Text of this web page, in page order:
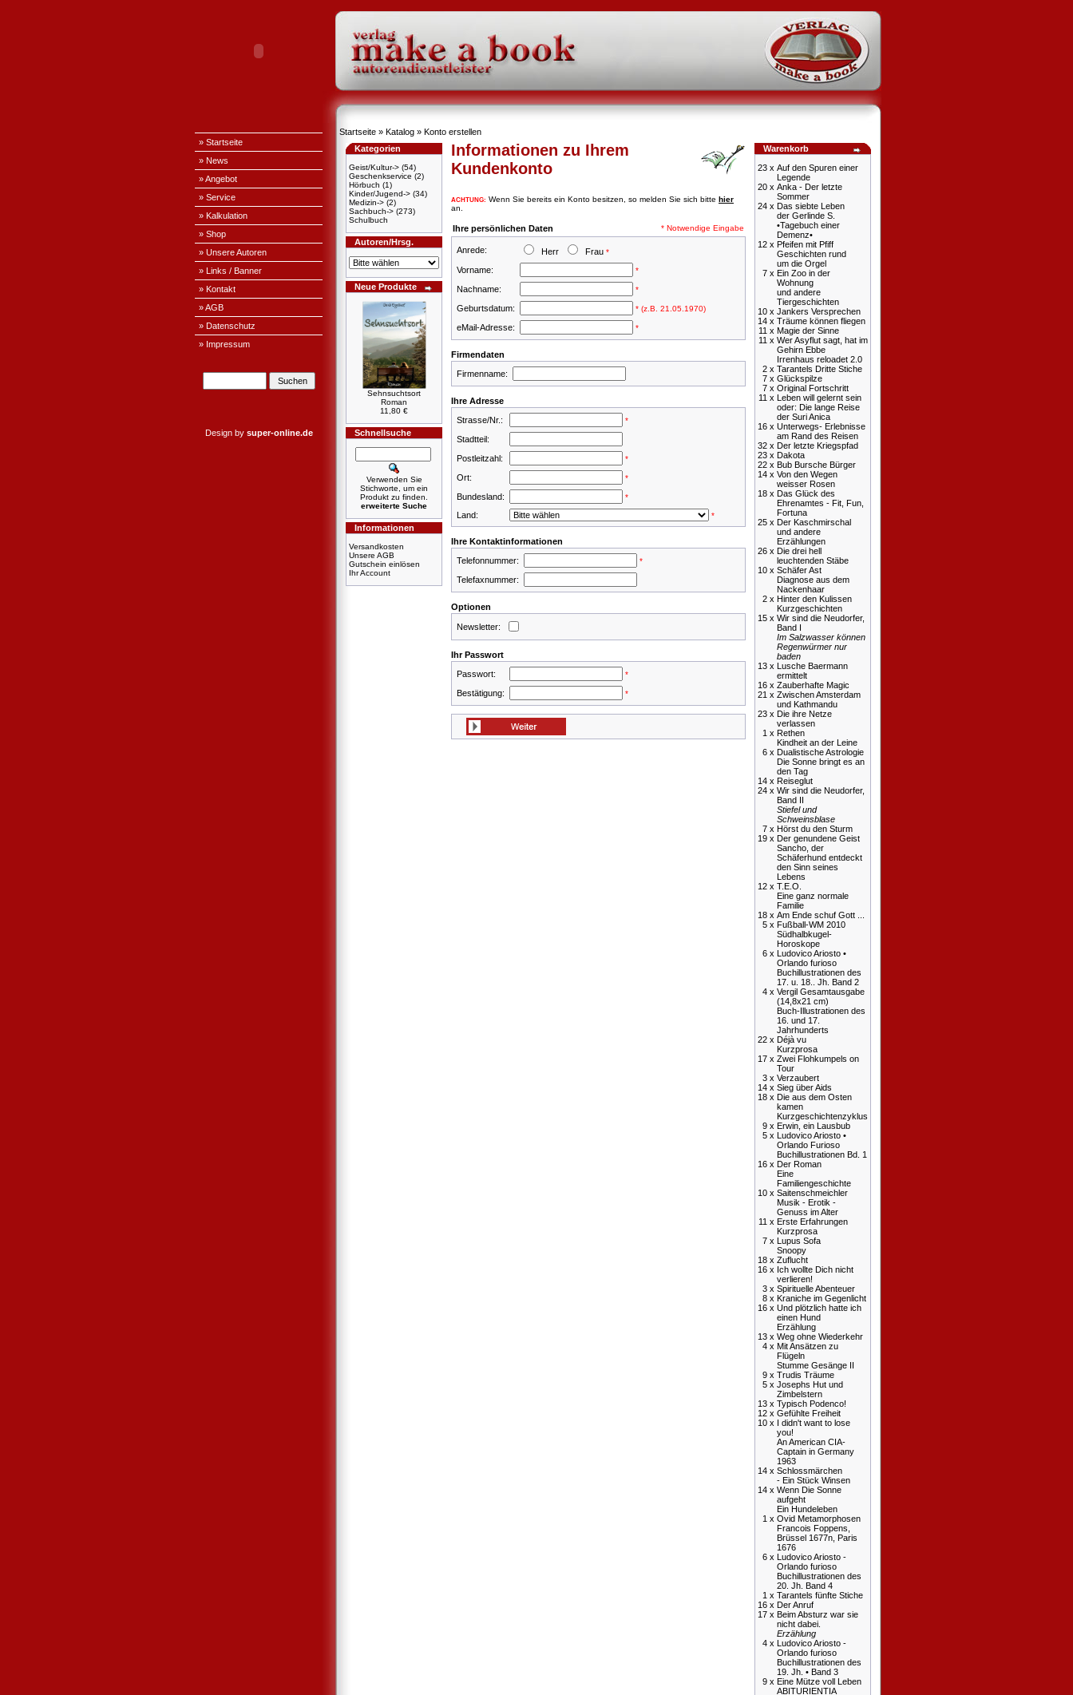
» Startseite
» News
» Angebot
» Service
» Kalkulation
» Shop
» Unsere Autoren
» Links / Banner
» Kontakt
» AGB
» Datenschutz
» Impressum
Design by super-online.de
Startseite » Katalog » Konto erstellen
Kategorien
Geist/Kultur-> (54)
Geschenkservice (2)
Hörbuch (1)
Kinder/Jugend-> (34)
Medizin-> (2)
Sachbuch-> (273)
Schulbuch
Autoren/Hrsg.
Neue Produkte
Sehnsuchtsort
Roman
11,80 €
Schnellsuche
Verwenden Sie
Stichworte, um ein
Produkt zu finden.
erweiterte Suche
Informationen
Versandkosten
Unsere AGB
Gutschein einlösen
Ihr Account
Informationen zu Ihrem
Kundenkonto
ACHTUNG: Wenn Sie bereits ein Konto besitzen, so melden Sie sich bitte hier
an.
Ihre persönlichen Daten * Notwendige Eingabe
Anrede: Herr Frau *
Vorname: *
Nachname: *
Geburtsdatum: * (z.B. 21.05.1970)
eMail-Adresse: *
Firmendaten
Firmenname:
Ihre Adresse
Strasse/Nr.:
*
Stadtteil:
Postleitzahl:
*
Ort: *
Bundesland: *
Land: *
Ihre Kontaktinformationen
Telefonnummer:
*
Telefaxnummer:
Optionen
Newsletter:
Ihr Passwort
Passwort:
*
Bestätigung: *
Warenkorb
23 x Auf den Spuren einer
Legende
20 x Anka - Der letzte
Sommer
24 x Das siebte Leben
der Gerlinde S.
•Tagebuch einer
Demenz•
12 x Pfeifen mit Pfiff
Geschichten rund
um die Orgel
7 x Ein Zoo in der
Wohnung
und andere
Tiergeschichten
10 x Jankers Versprechen
14 x Träume können fliegen
11 x Magie der Sinne
11 x Wer Asyflut sagt, hat im
Gehirn Ebbe
Irrenhaus reloadet 2.0
2 x Tarantels Dritte Stiche
7 x Glückspilze
7 x Original Fortschritt
11 x Leben will gelernt sein
oder: Die lange Reise
der Suri Anica
16 x Unterwegs- Erlebnisse
am Rand des Reisen
32 x Der letzte Kriegspfad
23 x Dakota
22 x Bub Bursche Bürger
14 x Von den Wegen
weisser Rosen
18 x Das Glück des
Ehrenamtes - Fit, Fun,
Fortuna
25 x Der Kaschmirschal
und andere
Erzählungen
26 x Die drei hell
leuchtenden Stäbe
10 x Schäfer Ast
Diagnose aus dem
Nackenhaar
2 x Hinter den Kulissen
Kurzgeschichten
15 x Wir sind die Neudorfer,
Band I
Im Salzwasser können
Regenwürmer nur
baden
13 x Lusche Baermann
ermittelt
16 x Zauberhafte Magic
21 x Zwischen Amsterdam
und Kathmandu
23 x Die ihre Netze
verlassen
1 x Rethen
Kindheit an der Leine
6 x Dualistische Astrologie
Die Sonne bringt es an
den Tag
14 x Reiseglut
24 x Wir sind die Neudorfer,
Band II
Stiefel und
Schweinsblase
7 x Hörst du den Sturm
19 x Der genundene Geist
Sancho, der
Schäferhund entdeckt
den Sinn seines
Lebens
12 x T.E.O.
Eine ganz normale
Familie
18 x Am Ende schuf Gott ...
5 x Fußball-WM 2010
Südhalbkugel-
Horoskope
6 x Ludovico Ariosto •
Orlando furioso
Buchillustrationen des
17. u. 18.. Jh. Band 2
4 x Vergil Gesamtausgabe
(14,8x21 cm)
Buch-Illustrationen des
16. und 17.
Jahrhunderts
22 x Déjà vu
Kurzprosa
17 x Zwei Flohkumpels on
Tour
3 x Verzaubert
14 x Sieg über Aids
18 x Die aus dem Osten
kamen
Kurzgeschichtenzyklus
9 x Erwin, ein Lausbub
5 x Ludovico Ariosto •
Orlando Furioso
Buchillustrationen Bd. 1
16 x Der Roman
Eine
Familiengeschichte
10 x Saitenschmeichler
Musik - Erotik -
Genuss im Alter
11 x Erste Erfahrungen
Kurzprosa
7 x Lupus Sofa
Snoopy
18 x Zuflucht
16 x Ich wollte Dich nicht
verlieren!
3 x Spirituelle Abenteuer
8 x Kraniche im Gegenlicht
16 x Und plötzlich hatte ich
einen Hund
Erzählung
13 x Weg ohne Wiederkehr
4 x Mit Ansätzen zu
Flügeln
Stumme Gesänge II
9 x Trudis Träume
5 x Josephs Hut und
Zimbelstern
13 x Typisch Podenco!
12 x Gefühlte Freiheit
10 x I didn't want to lose
you!
An American CIA-
Captain in Germany
1963
14 x Schlossmärchen
- Ein Stück Winsen
14 x Wenn Die Sonne
aufgeht
Ein Hundeleben
1 x Ovid Metamorphosen
Francois Foppens,
Brüssel 1677n, Paris
1676
6 x Ludovico Ariosto -
Orlando furioso
Buchillustrationen des
20. Jh. Band 4
1 x Tarantels fünfte Stiche
16 x Der Anruf
17 x Beim Absturz war sie
nicht dabei.
Erzählung
4 x Ludovico Ariosto -
Orlando furioso
Buchillustrationen des
19. Jh. • Band 3
9 x Eine Mütze voll Leben
ABITURIENTIA